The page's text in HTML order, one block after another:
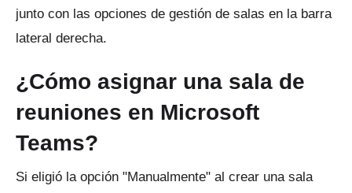
junto con las opciones de gestión de salas en la barra
lateral derecha.
¿Cómo asignar una sala de
reuniones en Microsoft
Teams?
Si eligió la opción "Manualmente" al crear una sala